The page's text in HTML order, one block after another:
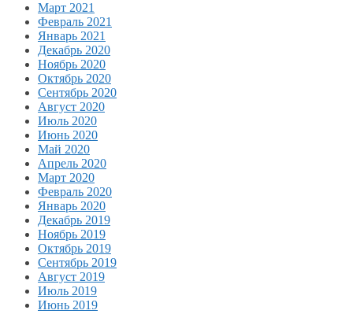
Март 2021
Февраль 2021
Январь 2021
Декабрь 2020
Ноябрь 2020
Октябрь 2020
Сентябрь 2020
Август 2020
Июль 2020
Июнь 2020
Май 2020
Апрель 2020
Март 2020
Февраль 2020
Январь 2020
Декабрь 2019
Ноябрь 2019
Октябрь 2019
Сентябрь 2019
Август 2019
Июль 2019
Июнь 2019